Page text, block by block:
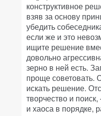
конструктивное
взяв за основу
убедить
если же и это
ищите решение
довольно
зерно в ней есть.
проще советовать.
искать решение.
творчество и
и хаоса в порядке,